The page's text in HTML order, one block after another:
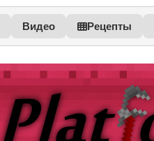
Видео Рецепты